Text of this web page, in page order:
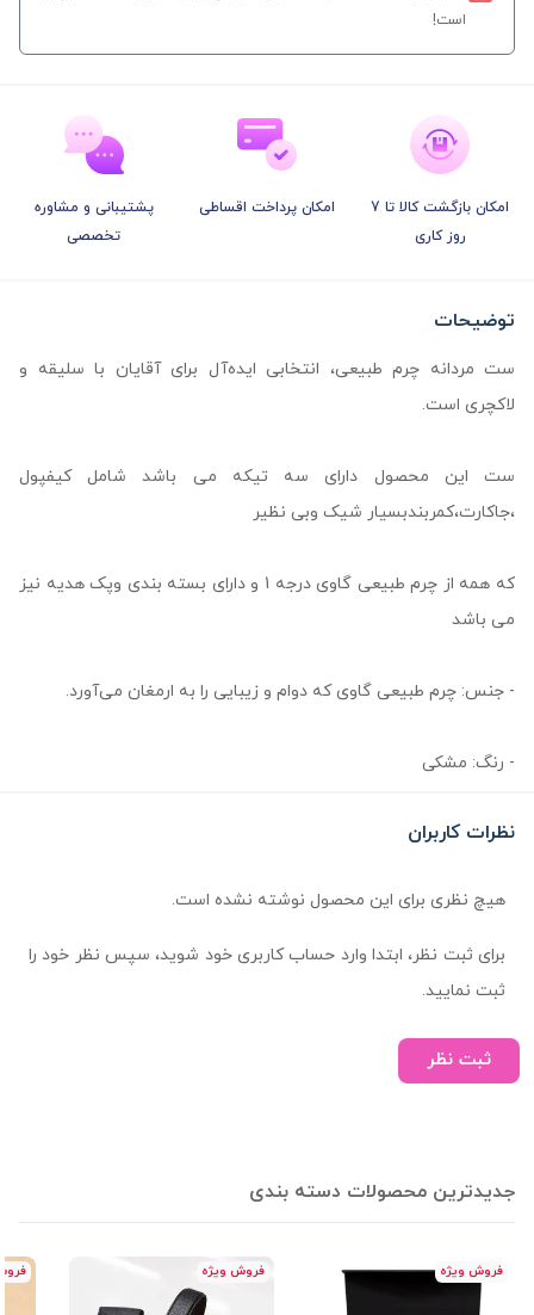
است!
امکان بازگشت کالا تا 7
روز کاری
امکان پرداخت اقساطی
پشتیبانی و مشاوره
تخصصی
توضیحات
ست مردانه چرم طبیعی، انتخابی ایده‌آل برای آقایان با سلیقه و
لاکچری است.
ست این محصول دارای سه تیکه می باشد شامل کیفپول
،جاکارت،کمربندبسیار شیک وبی نظیر
که همه از چرم طبیعی گاوی درجه 1 و دارای بسته بندی وپک هدیه نیز
می باشد
- جنس: چرم طبیعی گاوی که دوام و زیبایی را به ارمغان می‌آورد.
- رنگ: مشکی
نظرات کاربران
هیچ نظری برای این محصول نوشته نشده است.
برای ثبت نظر، ابتدا وارد حساب کاربری خود شوید، سپس نظر خود را
ثبت نمایید.
ثبت نظر
جدیدترین محصولات دسته بندی
فروش ویژه فروش ویژه